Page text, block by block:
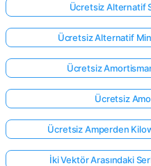
Ücretsiz Alternatif
Ücretsiz Alternatif
Ücretsiz
Ücretsiz
Ücretsiz Amperden
İki Vektör Arasındaki